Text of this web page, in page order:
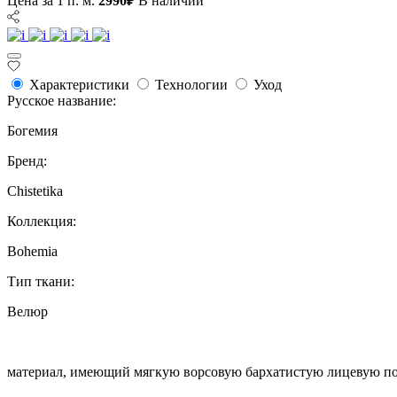
Характеристики Технологии
Уход
Русское название:
Богемия
Бренд:
Chistetika
Коллекция:
Bohemia
Тип ткани:
Велюр
материал, имеющий мягкую ворсовую бархатистую лицевую